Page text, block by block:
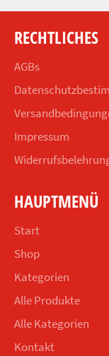
RECHTLICHES
AGBs
Impressum
HAUPTMENÜ
Start
Shop
Kategorien
Alle Produkte
Alle Kategorien
Kontakt